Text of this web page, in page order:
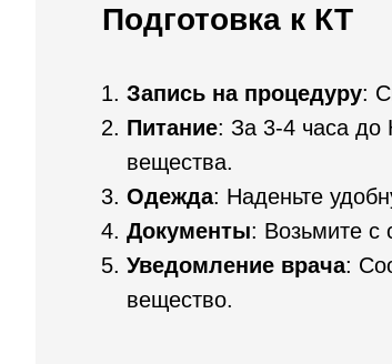
Подготовка к КТ
Запись на процедуру:
Питание: За 3-4 часа до
вещества.
Одежда: Наденьте
Документы: Возьмите с
Уведомление врача:
вещество.